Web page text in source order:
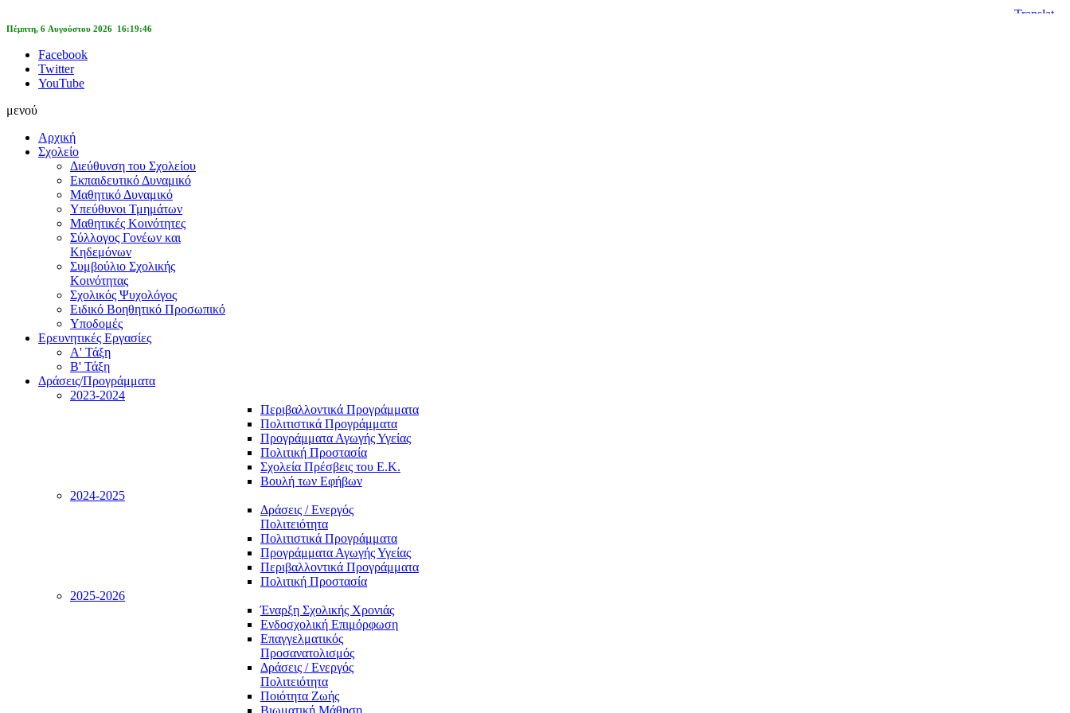
Πέμπτη, 6 Αυγούστου 2026 16:19:46
Facebook
Twitter
YouTube
μενού
Αρχική
Σχολείο
Διεύθυνση του Σχολείου
Εκπαιδευτικό Δυναμικό
Μαθητικό Δυναμικό
Υπεύθυνοι Τμημάτων
Μαθητικές Κοινότητες
Σύλλογος Γονέων και
Κηδεμόνων
Συμβούλιο Σχολικής
Κοινότητας
Σχολικός Ψυχολόγος
Ειδικό Βοηθητικό Προσωπικό
Υποδομές
Ερευνητικές Εργασίες
Α' Τάξη
Β' Τάξη
Δράσεις/Προγράμματα
2023-2024
Περιβαλλοντικά Προγράμματα
Πολιτιστικά Προγράμματα
Προγράμματα Αγωγής Υγείας
Πολιτική Προστασία
Σχολεία Πρέσβεις του Ε.Κ.
Βουλή των Εφήβων
2024-2025
Δράσεις / Ενεργός
Πολιτειότητα
Πολιτιστικά Προγράμματα
Προγράμματα Αγωγής Υγείας
Περιβαλλοντικά Προγράμματα
Πολιτική Προστασία
2025-2026
Έναρξη Σχολικής Χρονιάς
Ενδοσχολική Επιμόρφωση
Επαγγελματικός
Προσανατολισμός
Δράσεις / Ενεργός
Πολιτειότητα
Ποιότητα Ζωής
Βιωματική Μάθηση